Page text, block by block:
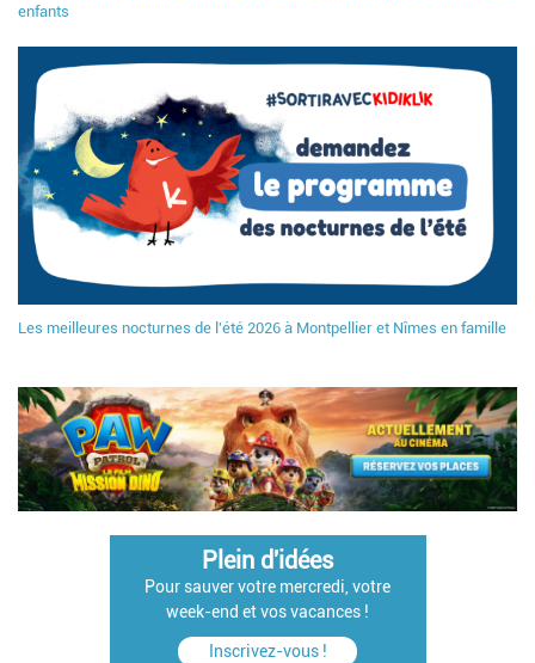
enfants
Les meilleures nocturnes de l'été 2026 à Montpellier et Nîmes en famille
Plein d'idées
Pour sauver votre mercredi, votre
week-end et vos vacances !
Inscrivez-vous !